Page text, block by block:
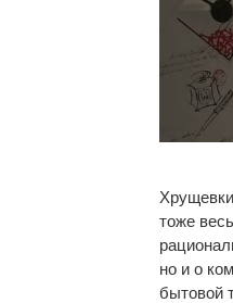
тоже
но и о
бытовой